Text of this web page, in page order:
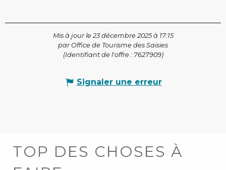
Mis à jour le 23 décembre 2025 à 17:15
par Office de Tourisme des Saisies
(Identifiant de l'offre : 7627909)
Signaler une erreur
TOP DES CHOSES À